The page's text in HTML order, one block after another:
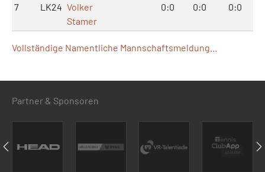
7
LK24 Volker
Stamer
0:0 0:0 0:0
Vollständige Namentliche Mannschaftsmeldung...
Partner & Sponsoren